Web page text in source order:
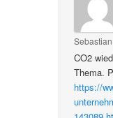
Sebastian
CO2
Thema.
https://